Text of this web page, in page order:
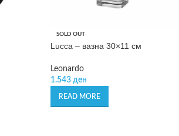
SOLD OUT
Lucca – вазна 30×11 см
Leonardo
1.543 ден
READ MORE